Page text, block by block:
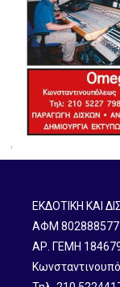
ΕΚΔΟΤΙΚΗ ΚΑΙ
ΑΦΜ 802888577
ΑΡ. ΓΕΜΗ